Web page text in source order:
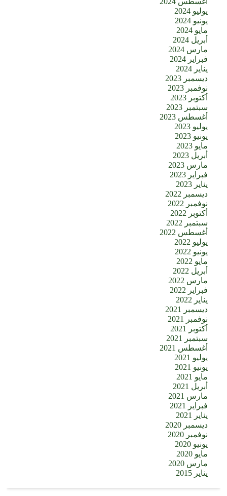
يوليو 2024
يونيو 2024
مايو 2024
أبريل 2024
مارس 2024
فبراير 2024
يناير 2024
ديسمبر 2023
نوفمبر 2023
أكتوبر 2023
سبتمبر 2023
أغسطس 2023
يوليو 2023
يونيو 2023
مايو 2023
أبريل 2023
مارس 2023
فبراير 2023
يناير 2023
ديسمبر 2022
نوفمبر 2022
أكتوبر 2022
سبتمبر 2022
أغسطس 2022
يوليو 2022
يونيو 2022
مايو 2022
أبريل 2022
مارس 2022
فبراير 2022
يناير 2022
ديسمبر 2021
نوفمبر 2021
أكتوبر 2021
سبتمبر 2021
أغسطس 2021
يوليو 2021
يونيو 2021
مايو 2021
أبريل 2021
مارس 2021
فبراير 2021
يناير 2021
ديسمبر 2020
نوفمبر 2020
يونيو 2020
مايو 2020
مارس 2020
يناير 2015